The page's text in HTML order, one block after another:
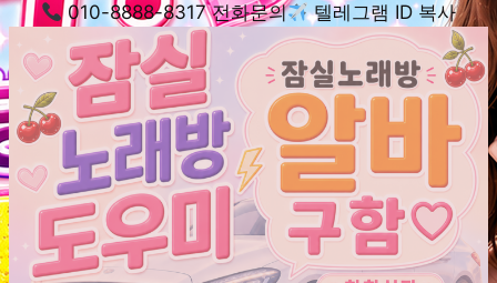
010-8888-8317 전화문의
텔레그램 ID 복사